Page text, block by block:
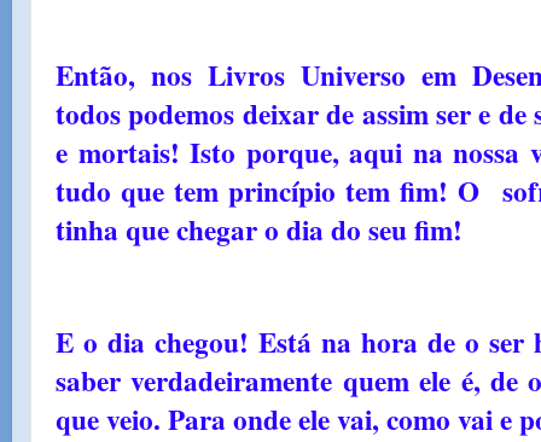
Então, nos Livros Universo em
todos podemos deixar de assim ser e
e mortais! Isto porque, aqui na nossa
tudo que tem princípio tem fim! O
tinha que chegar o dia do seu fim!
E o dia chegou! Está na hora de o ser
saber verdadeiramente quem ele é, de
que veio. Para onde ele vai, como vai e